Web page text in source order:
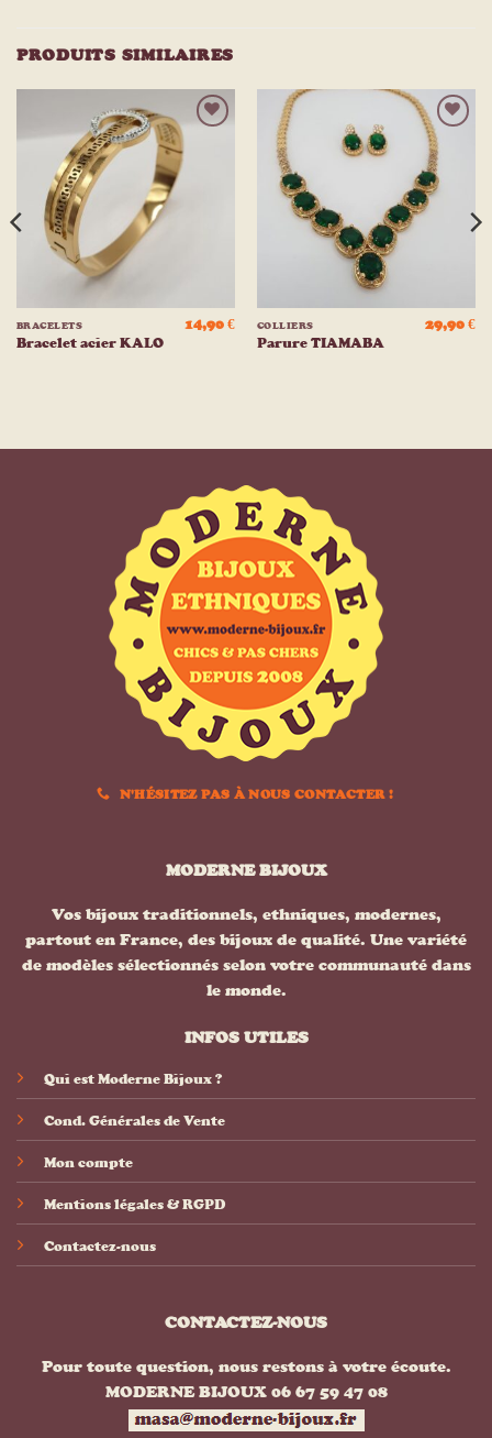
PRODUITS SIMILAIRES
Ajouter
d’envies
BRACELETS
Bracelet acier KALO
14,90€
Ajouter
à la
liste
d’envies
COLLIERS
Parure TIAMABA
29,90€
N'HÉSITEZ PAS À NOUS CONTACTER !
MODERNE BIJOUX
Vos bijoux traditionnels, ethniques, modernes,
partout en France, des bijoux de qualité. Une variété
de modèles sélectionnés selon votre communauté dans
le monde.
INFOS UTILES
Qui est Moderne Bijoux ?
Cond. Générales de Vente
Mon compte
Mentions légales & RGPD
Contactez-nous
CONTACTEZ-NOUS
Pour toute question, nous restons à votre écoute.
MODERNE BIJOUX 06 67 59 47 08